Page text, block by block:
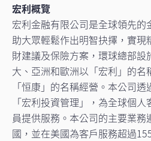
宏利概覽
宏利金融有限公司是全球領先
助大眾輕鬆作出明智抉擇，實現
財建議及保險方案，環球總部
大、亞洲和歐洲以「宏利」的
「恒康」的名稱經營。本公司
「宏利投資管理」，為全球個
員提供服務。本公司的主要業
國，並在美國為客戶服務超過